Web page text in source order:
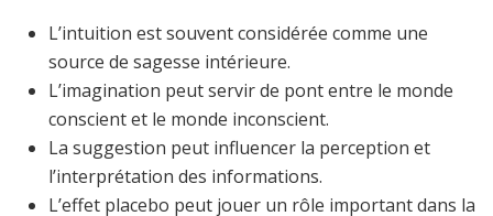
L’intuition est souvent considérée comme une
source de sagesse intérieure.
L’imagination peut servir de pont entre le monde
conscient et le monde inconscient.
La suggestion peut influencer la perception et
l’interprétation des informations.
L’effet placebo peut jouer un rôle important dans la